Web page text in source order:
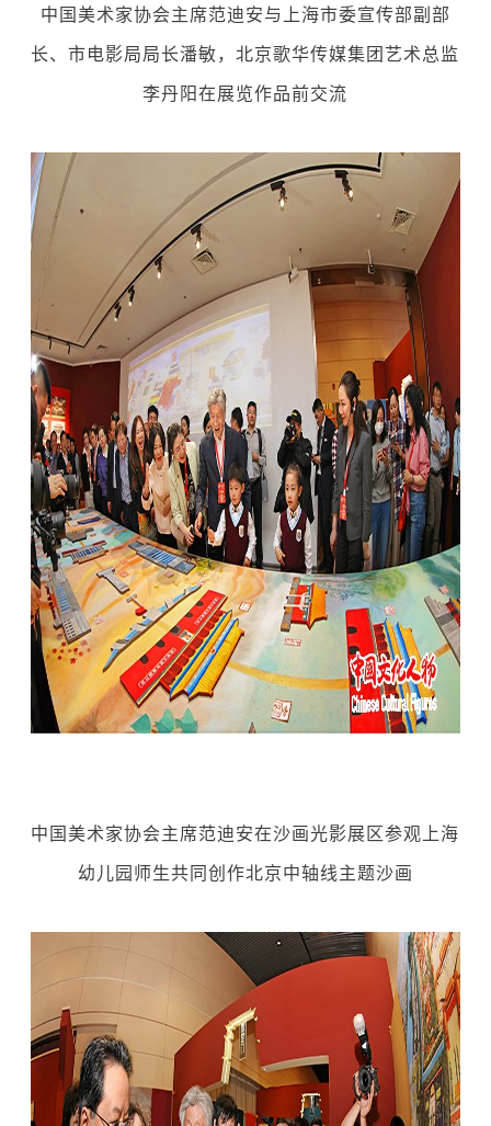
中国美术家协会主席范迪安与上海市委宣传部副部
长、市电影局局长潘敏，北京歌华传媒集团艺术总监
李丹阳在展览作品前交流
中国美术家协会主席范迪安在沙画光影展区参观上海
幼儿园师生共同创作北京中轴线主题沙画